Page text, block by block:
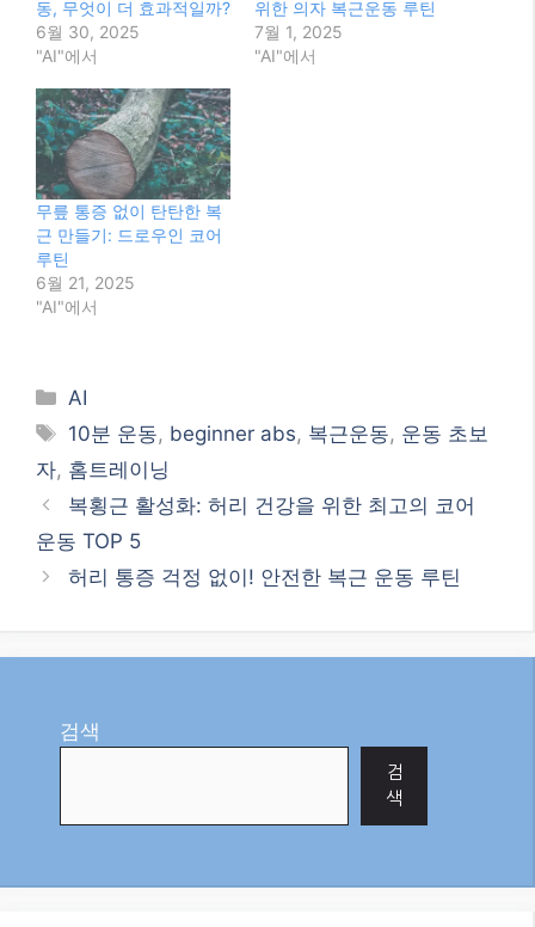
Categories
AI
Tags
10분 운동,beginner abs
자,홈트레이닝
복횡근 활성화: 허리 건강을 위한 최고의 코어
운동 TOP 5
허리 통증 걱정 없이! 안전한 복근 운동 루틴
검색
2026년, 현금 담보 풋 매도로 꾸준한